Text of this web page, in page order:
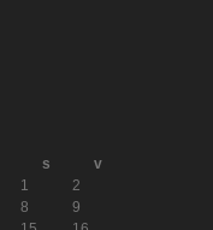
s
v
1
2
8
9